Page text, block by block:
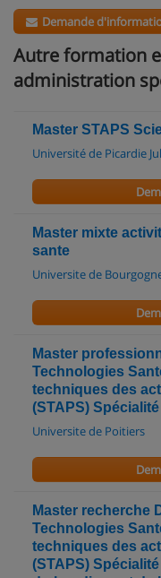
Demande
Autre formation
administration
Master STAPS
Université de Picardie
Master mixte
sante
Universite de
Master
Technologies
techniques des
(STAPS)
Universite de Poitiers
Master recherche
Technologies
techniques des
(STAPS)